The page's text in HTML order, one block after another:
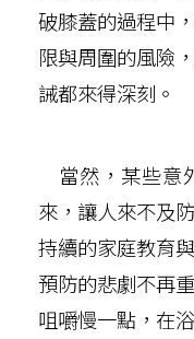
破膝蓋的過程中
限與周圍的風險
誡都來得深刻。
當然，某些意
來，讓人來不及
持續的家庭教育
預防的悲劇不再
咀嚼慢一點，在